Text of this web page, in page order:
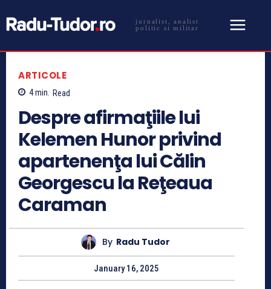
jurnalist, analist
politic si militar
ARTICOLE
4min. Read
Despre afirmaţiile lui
Kelemen Hunor privind
apartenenţa lui Călin
Georgescu la Reţeaua
Caraman
By Radu Tudor
January 16, 2025